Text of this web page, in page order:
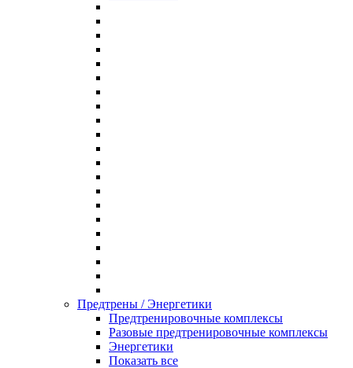
Предтрены / Энергетики
Предтренировочные комплексы
Разовые предтренировочные комплексы
Энергетики
Показать все